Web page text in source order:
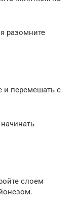
разомните
и перемешать с
слоем